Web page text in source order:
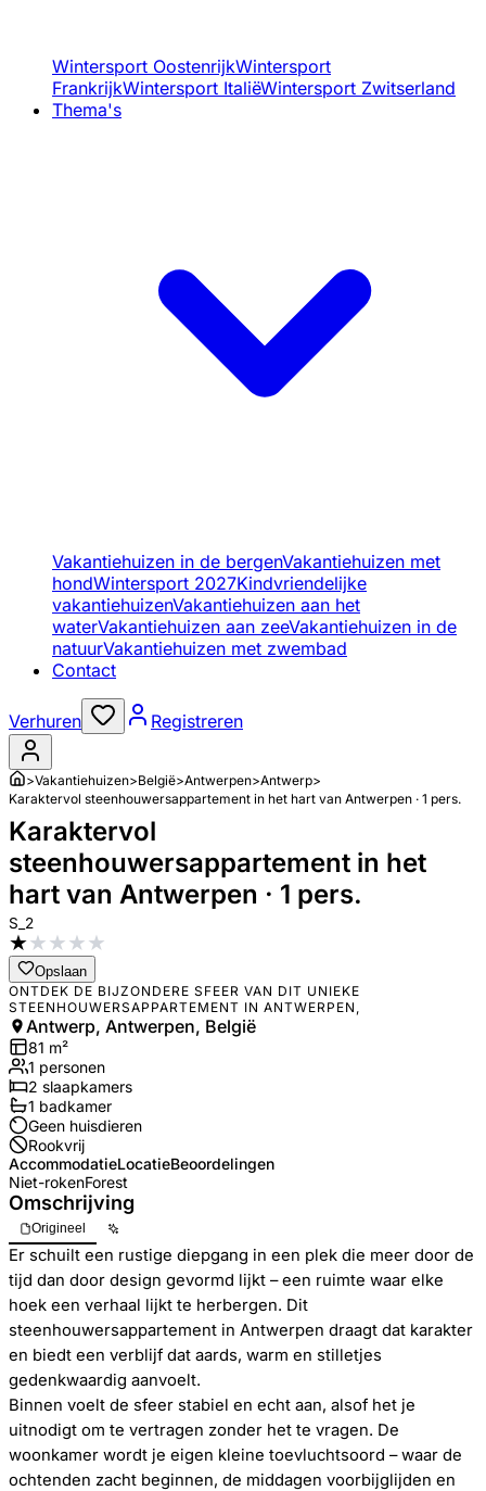
Wintersport OostenrijkWintersport
FrankrijkWintersport ItaliëWintersport Zwitserland
Thema's
Vakantiehuizen in de bergenVakantiehuizen met
hondWintersport 2027Kindvriendelijke
vakantiehuizenVakantiehuizen aan het
waterVakantiehuizen aan zeeVakantiehuizen in de
natuurVakantiehuizen met zwembad
Contact
Verhuren Registreren
>Vakantiehuizen>België>Antwerpen>Antwerp>
Karaktervol steenhouwersappartement in het hart van Antwerpen · 1 pers.
Karaktervol
steenhouwersappartement in het
hart van Antwerpen · 1 pers.
S_2
★★★★★
Opslaan
ONTDEK DE BIJZONDERE SFEER VAN DIT UNIEKE
STEENHOUWERSAPPARTEMENT IN ANTWERPEN,
Antwerp, Antwerpen, België
81 m²
1 personen
2 slaapkamers
1 badkamer
Geen huisdieren
Rookvrij
AccommodatieLocatieBeoordelingen
Niet-rokenForest
Omschrijving
Origineel
Er schuilt een rustige diepgang in een plek die meer door de
tijd dan door design gevormd lijkt – een ruimte waar elke
hoek een verhaal lijkt te herbergen. Dit
steenhouwersappartement in Antwerpen draagt dat karakter
en biedt een verblijf dat aards, warm en stilletjes
gedenkwaardig aanvoelt.
Binnen voelt de sfeer stabiel en echt aan, alsof het je
uitnodigt om te vertragen zonder het te vragen. De
woonkamer wordt je eigen kleine toevluchtsoord – waar de
ochtenden zacht beginnen, de middagen voorbijglijden en